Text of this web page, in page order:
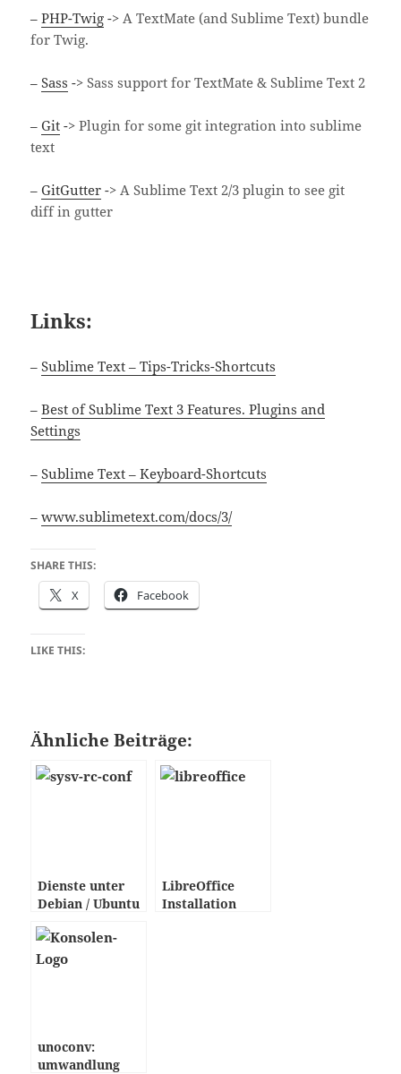
–PHP-Twig -> A TextMate (and Sublime Text) bundle
for Twig.
–Sass ->Sass support for TextMate & Sublime Text 2
–Git ->Plugin for some git integration into sublime
text
–GitGutter -> A Sublime Text 2/3 plugin to see git
diff in gutter
Links:
–Sublime Text – Tips-Tricks-Shortcuts
–Best of Sublime Text 3 Features. Plugins and
Settings
–Sublime Text – Keyboard-Shortcuts
–www.sublimetext.com/docs/3/
SHARE THIS:
X Facebook
LIKE THIS:
Ähnliche Beiträge:
Dienste unter
Debian / Ubuntu
LibreOffice
Installation
unoconv:
umwandlung